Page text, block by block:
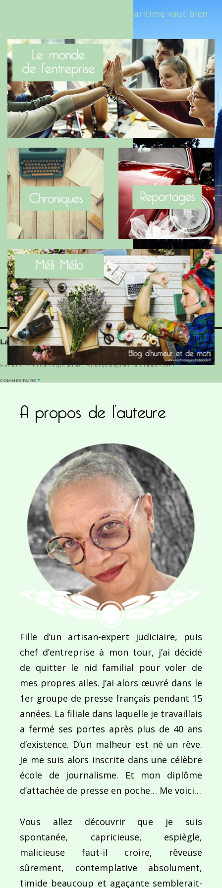
Dubaï, Burj Kalifa, tour plus haute du Monde
Laisser un commentaire
Votre adresse e-mail ne sera pas publiée.Les champs obligatoires sont indiqués avec*
COMMENTAIRE *
Enregistrer mon nom, mon e-mail et mon site dans le navigateur pour mon prochain commentaire.
Ce site utilise Akismet pour réduire les
commentaires sont traitées.
Navigation
l’article
Un peu de partout et d’ailleurs
Le Benaise de la Charente-Maritime vaut bien
A propos de l’auteure
Fille d’un artisan-expert judiciaire, puis
chef d’entreprise à mon tour, j’ai décidé
de quitter le nid familial pour voler de
mes propres ailes. J’ai alors œuvré dans le
1er groupe de presse français pendant 15
années. La filiale dans laquelle je travaillais
a fermé ses portes après plus de 40 ans
d’existence. D’un malheur est né un rêve.
Je me suis alors inscrite dans une célèbre
école de journalisme. Et mon diplôme
d’attachée de presse en poche… Me voici…
Vous allez découvrir que je suis
spontanée, capricieuse, espiègle,
malicieuse faut-il croire, rêveuse
sûrement, contemplative absolument,
timide beaucoup et agaçante semblerait-